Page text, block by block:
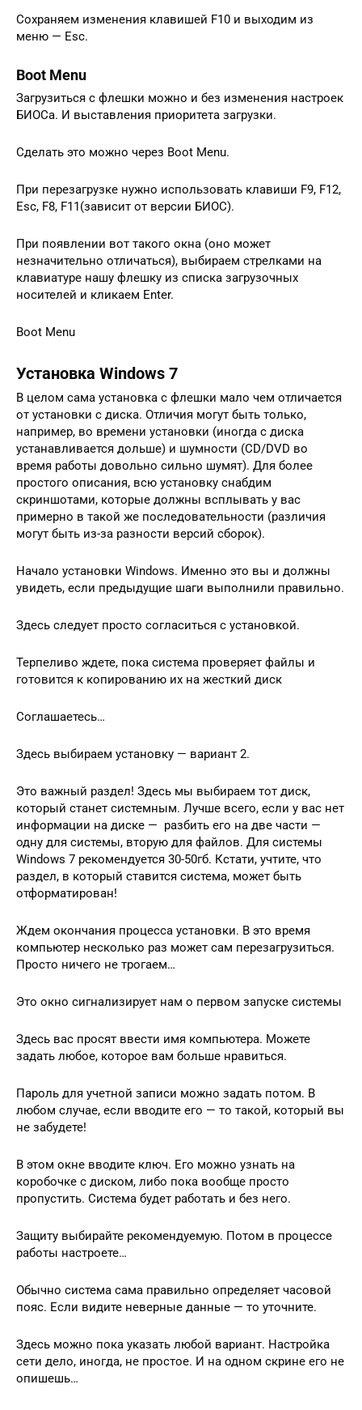
Сохраняем изменения клавишей F10 и выходим из
меню — Esc.
Boot Menu
Загрузиться с флешки можно и без изменения настроек
БИОСа. И выставления приоритета загрузки.
Сделать это можно через Boot Menu.
При перезагрузке нужно использовать клавиши F9, F12,
Esc, F8, F11(зависит от версии БИОС).
При появлении вот такого окна (оно может
незначительно отличаться), выбираем стрелками на
клавиатуре нашу флешку из списка загрузочных
носителей и кликаем Enter.
Boot Menu
Установка Windows 7
В целом сама установка с флешки мало чем отличается
от установки с диска. Отличия могут быть только,
например, во времени установки (иногда с диска
устанавливается дольше) и шумности (CD/DVD во
время работы довольно сильно шумят). Для более
простого описания, всю установку снабдим
скриншотами, которые должны всплывать у вас
примерно в такой же последовательности (различия
могут быть из-за разности версий сборок).
Начало установки Windows. Именно это вы и должны
увидеть, если предыдущие шаги выполнили правильно.
Здесь следует просто согласиться с установкой.
Терпеливо ждете, пока система проверяет файлы и
готовится к копированию их на жесткий диск
Соглашаетесь…
Здесь выбираем установку — вариант 2.
Это важный раздел! Здесь мы выбираем тот диск,
который станет системным. Лучше всего, если у вас нет
информации на диске — разбить его на две части —
одну для системы, вторую для файлов. Для системы
Windows 7 рекомендуется 30-50гб. Кстати, учтите, что
раздел, в который ставится система, может быть
отформатирован!
Ждем окончания процесса установки. В это время
компьютер несколько раз может сам перезагрузиться.
Просто ничего не трогаем…
Это окно сигнализирует нам о первом запуске системы
Здесь вас просят ввести имя компьютера. Можете
задать любое, которое вам больше нравиться.
Пароль для учетной записи можно задать потом. В
любом случае, если вводите его — то такой, который вы
не забудете!
В этом окне вводите ключ. Его можно узнать на
коробочке с диском, либо пока вообще просто
пропустить. Система будет работать и без него.
Защиту выбирайте рекомендуемую. Потом в процессе
работы настроете…
Обычно система сама правильно определяет часовой
пояс. Если видите неверные данные — то уточните.
Здесь можно пока указать любой вариант. Настройка
сети дело, иногда, не простое. И на одном скрине его не
опишешь…